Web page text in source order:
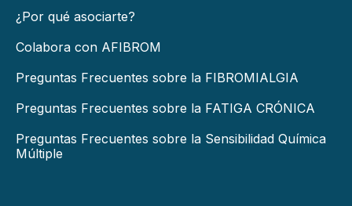
¿Por qué asociarte?
Colabora con AFIBROM
Preguntas Frecuentes sobre la FIBROMIALGIA
Preguntas Frecuentes sobre la FATIGA CRÓNICA
Preguntas Frecuentes sobre la Sensibilidad Química
Múltiple